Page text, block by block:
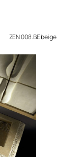
ZEN 008.BE beige